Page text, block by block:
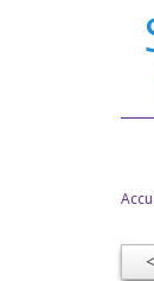
st tropez